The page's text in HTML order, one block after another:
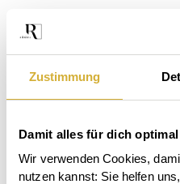
Zustimmung
Damit alles für dich
Wir verwenden Cookies,
nutzen kannst: Sie helfen